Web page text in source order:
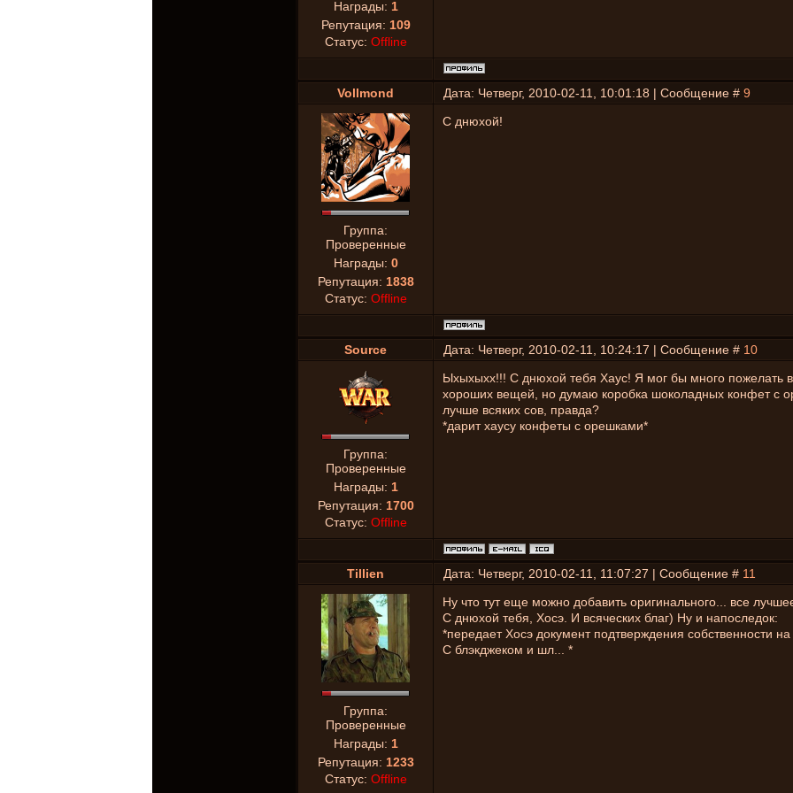
Награды: 1
Репутация: 109
Статус: Offline
Vollmond Дата: Четверг, 2010-02-11, 10:01:18 | Сообщение # 9
Группа:
Проверенные
Награды: 0
Репутация: 1838
Статус: Offline
С днюхой!
Source Дата: Четверг, 2010-02-11, 10:24:17 | Сообщение # 10
Группа:
Проверенные
Награды: 1
Репутация: 1700
Статус: Offline
Ыхыхыхх!!! С днюхой тебя Хаус! Я мог бы много пожелать
хороших вещей, но думаю коробка шоколадных конфет с
лучше всяких сов, правда?
*дарит хаусу конфеты с орешками*
Tillien Дата: Четверг, 2010-02-11, 11:07:27 | Сообщение # 11
Группа:
Проверенные
Награды: 1
Репутация: 1233
Статус: Offline
Ну что тут еще можно добавить оригинального... все
С днюхой тебя, Хосэ. И всяческих благ) Ну и напоследок:
*передает Хосэ документ подтверждения собственности на
С блэкджеком и шл... *